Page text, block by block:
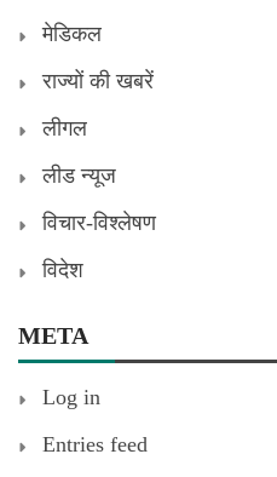
मेडिकल
राज्यों की खबरें
लीगल
लीड न्यूज
विचार-विश्लेषण
विदेश
META
Log in
Entries feed